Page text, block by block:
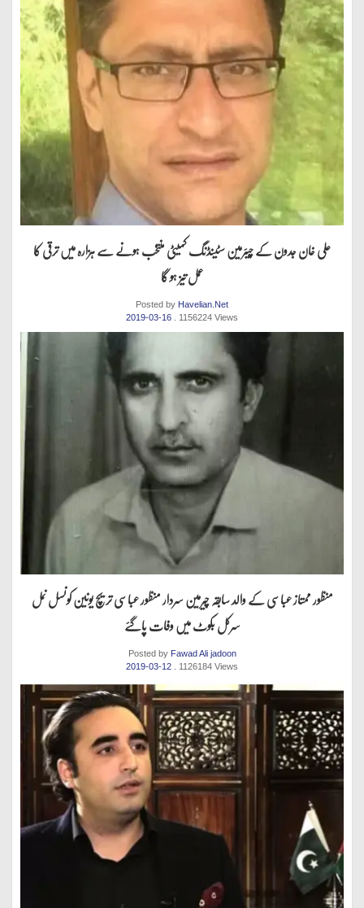
علی خان جدون کے چیئرمین سٹینڈنگ کمیٹی منتخب ہونے سے ہزارہ میں ترقی کا
عمل تیز ہو گا
Posted by Havelian.Net
2019-03-16
. 1156224 Views
منظور ممتاز عباسی کے والد سابقہ چیرمین سردار منظور عباسی تریچ یونین کونسل نمل
سرکل بکوٹ میں وفات پاگئے
Posted by Fawad Ali jadoon
2019-03-12
. 1126184 Views